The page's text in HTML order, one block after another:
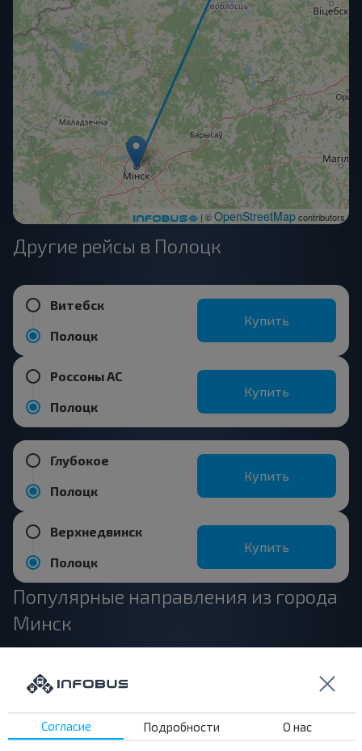
| ©OpenStreetMapcontributors
Другие рейсы в Полоцк
Витебск
Полоцк
Купить
Россоны АС
Полоцк
Купить
Глубокое
Полоцк
Купить
Верхнедвинск
Полоцк
Купить
Популярные направления из города
Минск
Минск
Витебск
Согласие Подробности О нас